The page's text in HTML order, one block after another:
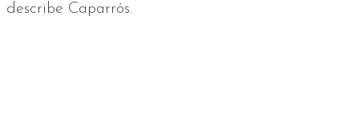
describe Caparrós.